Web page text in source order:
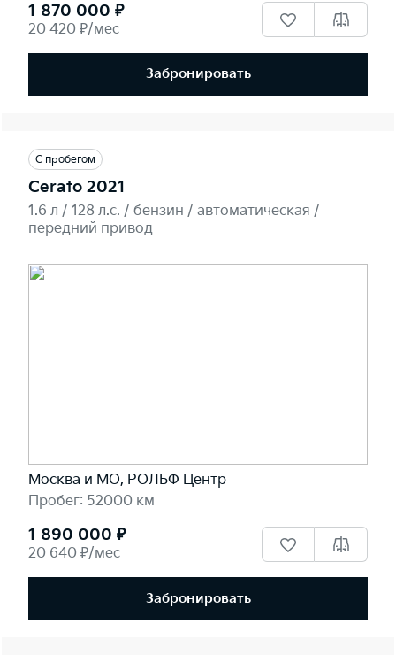
1 870 000 ₽
20 420 ₽/мес
Забронировать
С пробегом
Cerato 2021
1.6 л / 128 л.c. / бензин / автоматическая /
передний привод
Москва и МО, РОЛЬФ Центр
Пробег: 52000 км
1 890 000 ₽
20 640 ₽/мес
Забронировать